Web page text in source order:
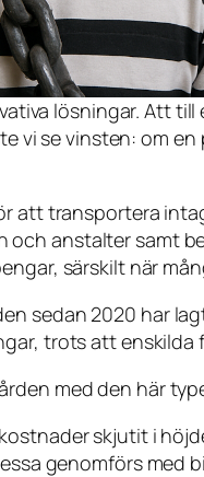
lösningar. Att
vi se vinsten: om
att transportera
anstalter samt
särskilt när
sedan 2020 har
trots att
med den här
skjutit i
genomförs